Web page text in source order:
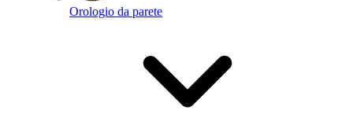
Orologio da parete